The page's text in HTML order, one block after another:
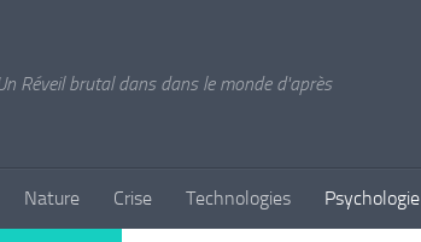
Réveil brutal dans dans le monde d'après
Nature Crise Technologies Psychologie